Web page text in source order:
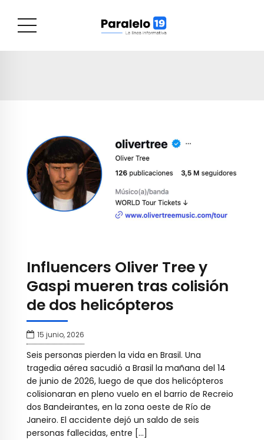
Influencers Oliver Tree y
Gaspi mueren tras colisión
de dos helicópteros
15 junio, 2026
Seis personas pierden la vida en Brasil. Una
tragedia aérea sacudió a Brasil la mañana del 14
de junio de 2026, luego de que dos helicópteros
colisionaran en pleno vuelo en el barrio de Recreio
dos Bandeirantes, en la zona oeste de Río de
Janeiro. El accidente dejó un saldo de seis
personas fallecidas, entre […]